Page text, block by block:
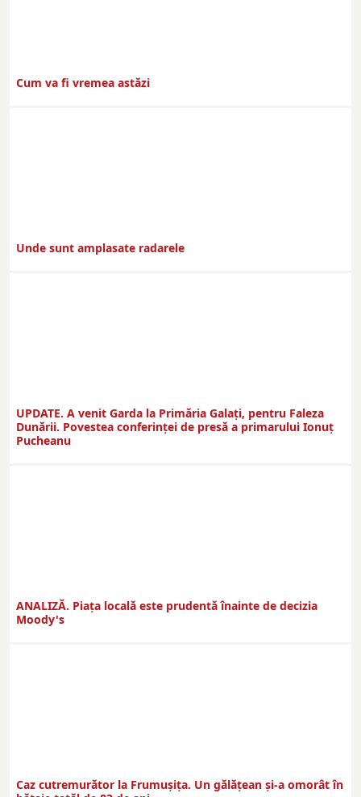
Cum va fi vremea astăzi
Unde sunt amplasate radarele
UPDATE. A venit Garda la Primăria Galaţi, pentru Faleza
Dunării. Povestea conferinţei de presă a primarului Ionuţ
Pucheanu
ANALIZĂ. Piața locală este prudentă înainte de decizia
Moody's
Caz cutremurător la Frumușița. Un gălățean și-a omorât în